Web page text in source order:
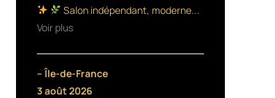
Salon indépendant, moderne...
Voir plus
– Île-de-France
3 août 2026